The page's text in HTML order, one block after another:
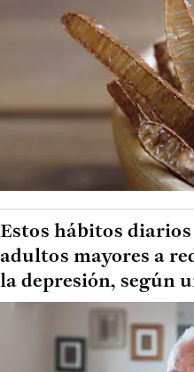
Estos hábitos
adultos mayores a
la depresión, según